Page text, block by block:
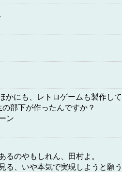
かにも、レトロゲームも製作し
部下が作ったんですか？
ン
るのやもしれん、田村よ。
る、いや本気で実現しようと願